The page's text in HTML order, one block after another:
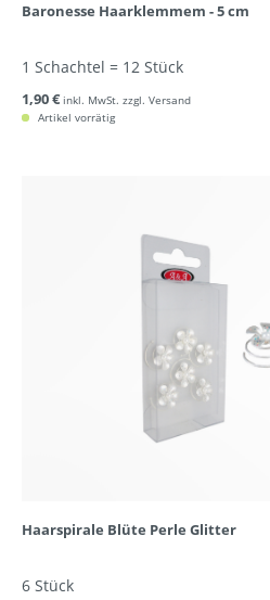
Baronesse Haarklemmem - 5 cm
1 Schachtel = 12 Stück
1,90 € inkl. MwSt. zzgl. Versand
Artikel vorrätig
Haarspirale Blüte Perle Glitter
6 Stück